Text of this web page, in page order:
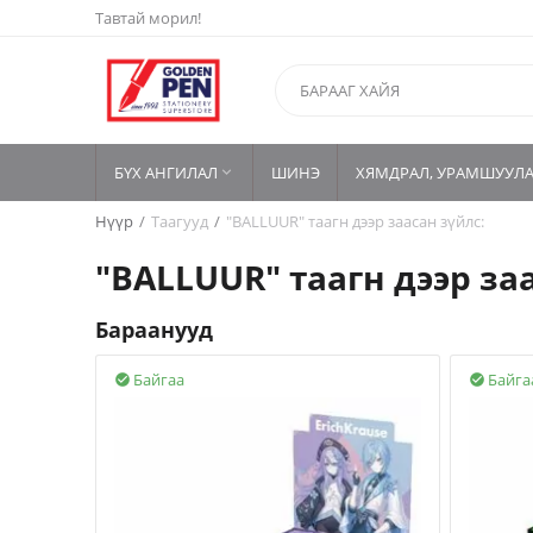
Тавтай морил!
БҮХ АНГИЛАЛ  ШИНЭ ХЯМДРАЛ,
Нүүр / Таагууд / "BALLUUR" таагн дээр заасан зүйлс:
"BALLUUR" таагн дээр
Бараанууд
Байгаа
 